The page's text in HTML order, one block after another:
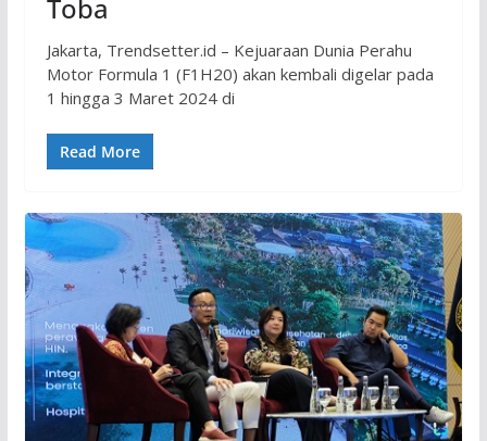
Toba
Jakarta, Trendsetter.id – Kejuaraan Dunia Perahu
Motor Formula 1 (F1H20) akan kembali digelar pada
1 hingga 3 Maret 2024 di
Read More